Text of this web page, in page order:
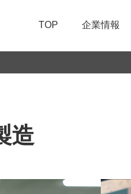
TOP 企業情報
セージ
の皆様へ
上に向けた取組み
る再雇用制度
造